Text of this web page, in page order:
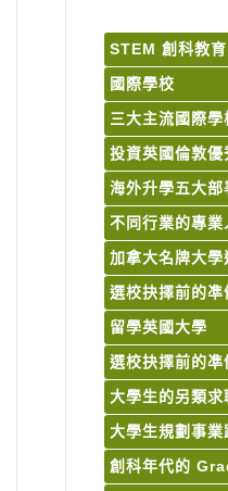
STEM 創科教育
國際學校
三大主流國際
投資英國倫敦
海外升學五大部
不同行業的專業
加拿大名牌大學
選校抉擇前的凖
留學英國大學
選校抉擇前的凖
大學生的另類求
大學生規劃事業
創科年代的